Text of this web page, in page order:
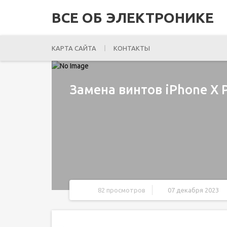
ВСЕ ОБ ЭЛЕКТРОНИКЕ
КАРТА САЙТА КОНТАКТЫ
Замена винтов iPhone X
82 просмотров 07 декабря 2023